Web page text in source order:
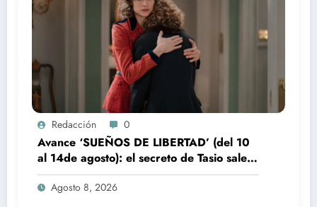
Redacción 0
Avance ‘SUEÑOS DE LIBERTAD’ (del 10
al 14de agosto): el secreto de Tasio sale a
la luz
Agosto 8, 2026